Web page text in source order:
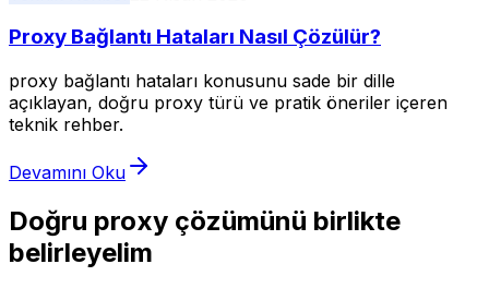
Proxy Bağlantı Hataları Nasıl Çözülür?
proxy bağlantı hataları konusunu sade bir dille
açıklayan, doğru proxy türü ve pratik öneriler içeren
teknik rehber.
Devamını Oku
Doğru proxy çözümünü birlikte
belirleyelim